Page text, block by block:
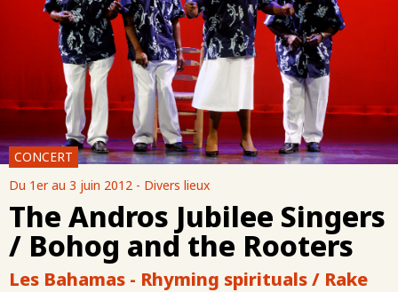
CONCERT
Du 1er au 3 juin 2012 - Divers lieux
The Andros Jubilee Singers
/ Bohog and the Rooters
Les Bahamas - Rhyming spirituals / Rake